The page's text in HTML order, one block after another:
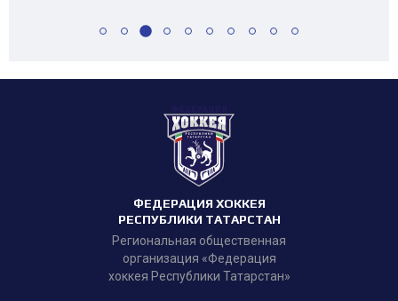
ФЕДЕРАЦИЯ ХОККЕЯ
РЕСПУБЛИКИ ТАТАРСТАН
Региональная общественная
организация «Федерация
хоккея Республики Татарстан»